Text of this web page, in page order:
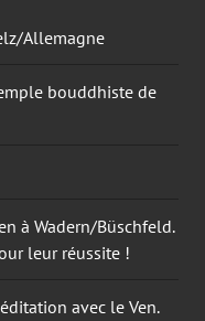
Allemagne
bouddhiste de
à Wadern/Büschfeld.
leur réussite !
avec le Ven.